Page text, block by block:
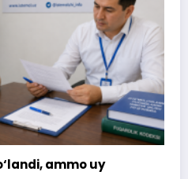
ammo uy